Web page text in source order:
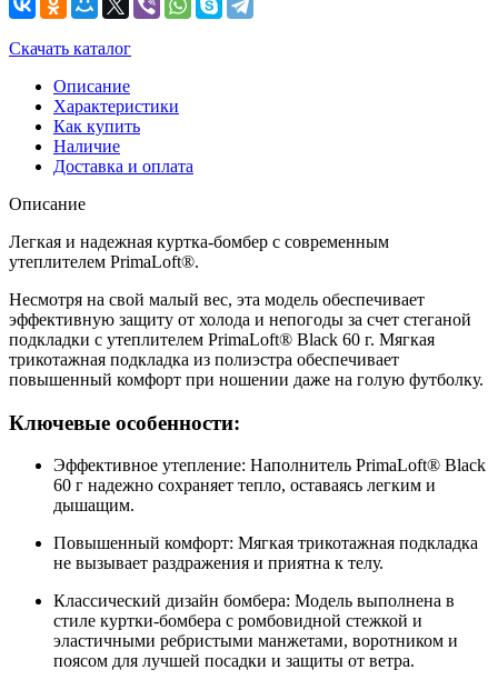
Скачать каталог
Описание
Характеристики
Как купить
Наличие
Доставка и оплата
Описание
Легкая и надежная куртка-бомбер с современным
утеплителем PrimaLoft®.
Несмотря на свой малый вес, эта модель обеспечивает
эффективную защиту от холода и непогоды за счет стеганой
подкладки с утеплителем PrimaLoft® Black 60 г. Мягкая
трикотажная подкладка из полиэстра обеспечивает
повышенный комфорт при ношении даже на голую футболку.
Ключевые особенности:
Эффективное утепление: Наполнитель PrimaLoft® Black
60 г надежно сохраняет тепло, оставаясь легким и
дышащим.
Повышенный комфорт: Мягкая трикотажная подкладка
не вызывает раздражения и приятна к телу.
Классический дизайн бомбера: Модель выполнена в
стиле куртки-бомбера с ромбовидной стежкой и
эластичными ребристыми манжетами, воротником и
поясом для лучшей посадки и защиты от ветра.